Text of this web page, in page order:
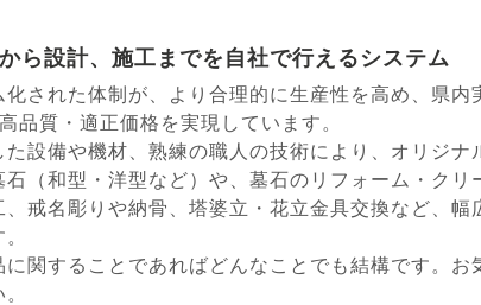
ら設計、施⼯までを⾃社で⾏えるシステム
化された体制が、より合理的に⽣産性を⾼め、県内
品質・適正価格を実現しています。
た設備や機材、熟練の職⼈の技術により、オリジナ
⽯（和型・洋型など）や、墓⽯のリフォーム・クリ
、戒名彫りや納⾻、塔婆⽴・花⽴⾦具交換など、幅
に関することであればどんなことでも結構です。お